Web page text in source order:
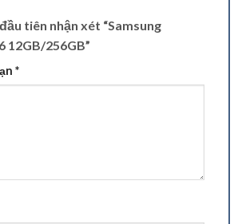
tiên nhận xét “Samsung
12GB/256GB”
*